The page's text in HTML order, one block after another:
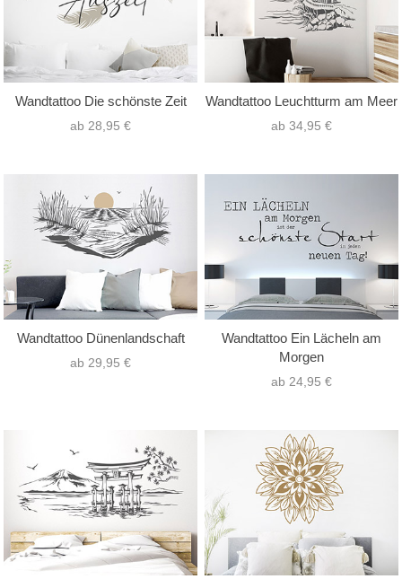
Wandtattoo Die schönste Zeit
ab 28,95 €
Wandtattoo Leuchtturm am Meer
ab 34,95 €
Wandtattoo Dünenlandschaft
ab 29,95 €
Wandtattoo Ein Lächeln am
Morgen
ab 24,95 €